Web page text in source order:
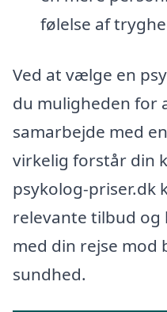
følelse af
Ved at vælge en
du muligheden for
samarbejde med
virkelig forstår din
psykolog-priser.dk
relevante tilbud og
med din rejse mod
sundhed.